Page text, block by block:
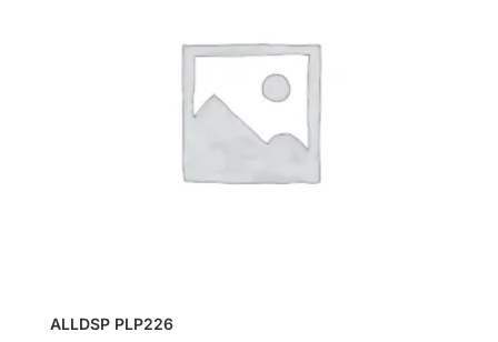
ALLDSP PLP226